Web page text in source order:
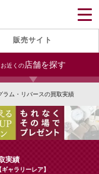
販売サイト
お近くの店舗を探す
定
～19:00）
込む
けします
新宿東口店
梅田店
ラム・リバースの買取実績
実績
ャラリーレア】